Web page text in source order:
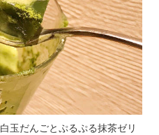
玉だんごとぷるぷる抹茶ゼリ